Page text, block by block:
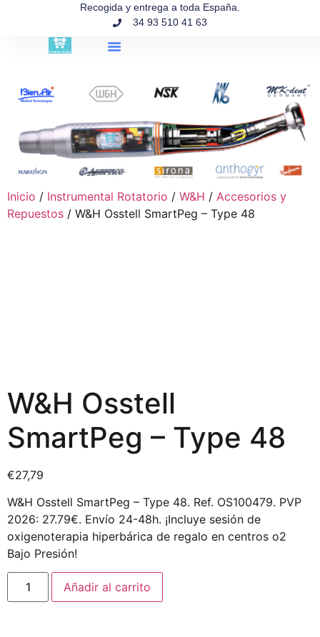
Recogida y entrega a toda España.
34 93 510 41 63
Inicio / Instrumental Rotatorio / W&H / Accesorios y
Repuestos / W&H Osstell SmartPeg – Type 48
W&H Osstell
SmartPeg – Type 48
€27,79
W&H Osstell SmartPeg – Type 48. Ref. OS100479. PVP
2026: 27.79€. Envío 24-48h. ¡Incluye sesión de
oxigenoterapia hiperbárica de regalo en centros o2
Bajo Presión!
Añadir al carrito